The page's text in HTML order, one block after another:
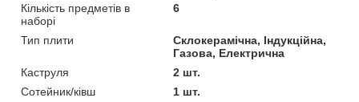
Кількість предметів в
наборі
6
Тип плити
Склокерамічна, Індукційна,
Газова, Електрична
Каструля
2 шт.
Сотейник/ківш
1 шт.